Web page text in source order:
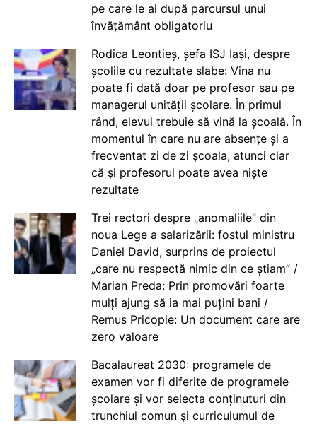
pe care le ai după parcursul unui
învățământ obligatoriu
Rodica Leontieș, șefa ISJ Iași, despre
școlile cu rezultate slabe: Vina nu
poate fi dată doar pe profesor sau pe
managerul unității școlare. În primul
rând, elevul trebuie să vină la școală. În
momentul în care nu are absențe și a
frecventat zi de zi școala, atunci clar
că și profesorul poate avea niște
rezultate
Trei rectori despre „anomaliile” din
noua Lege a salarizării: fostul ministru
Daniel David, surprins de proiectul
„care nu respectă nimic din ce știam” /
Marian Preda: Prin promovări foarte
mulți ajung să ia mai puțini bani /
Remus Pricopie: Un document care are
zero valoare
Bacalaureat 2030: programele de
examen vor fi diferite de programele
școlare și vor selecta conținuturi din
trunchiul comun și curriculumul de